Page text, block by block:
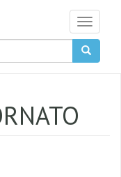
Toggle